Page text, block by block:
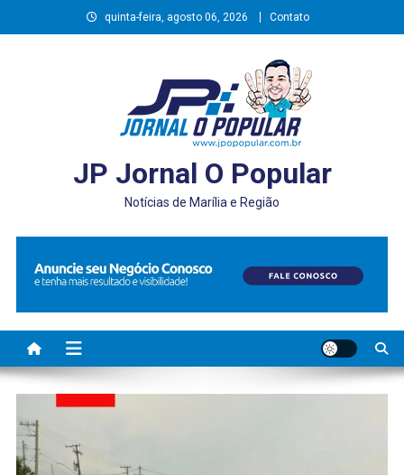
to
quinta-feira, agosto 06, 2026 Contato
JP Jornal O Popular
Notícias de Marília e Região